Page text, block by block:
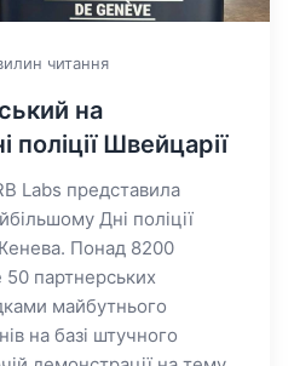
читання
на
Швейцарії
Labs представила
Дні поліції
Понад 8200
50 партнерських
майбутнього
на базі штучного